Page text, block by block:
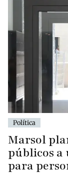
Política
Marsol
públicos a
para